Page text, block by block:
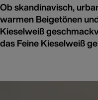
Ob skandinavisch,
warmen Beigetönen
Kieselweiß
das Feine Kieselweiß